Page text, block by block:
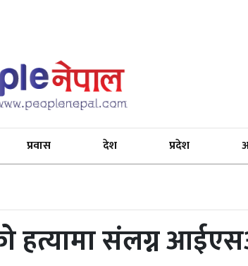
प्रवास देश प्रदेश
हत्यामा संलग्न